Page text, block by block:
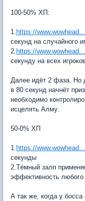
100-50% ХП:
1. https://
секунд на случайного
2. https://
секунду на всех
Далее идёт 2 фаза. Но
в 80 секунд начнёт
необходимо
исцелять Алму.
50-0% ХП
1. https://
секунды
2.Тёмный залп
эффективность любого
А так же, когда у